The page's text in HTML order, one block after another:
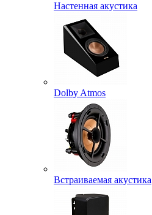
Настенная акустика
Dolby Atmos
Встраиваемая акустика